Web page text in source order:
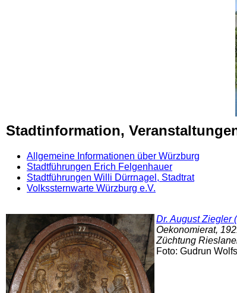
Stadtinformation,
Allgemeine Informationen über Würzburg
Stadtführungen Erich Felgenhauer
Stadtführungen Willi Dürrnagel, Stadtrat
Volkssternwarte Würzburg e.V.
Dr. August Ziegler
Oekonomierat,
Züchtung
Foto: Gudrun